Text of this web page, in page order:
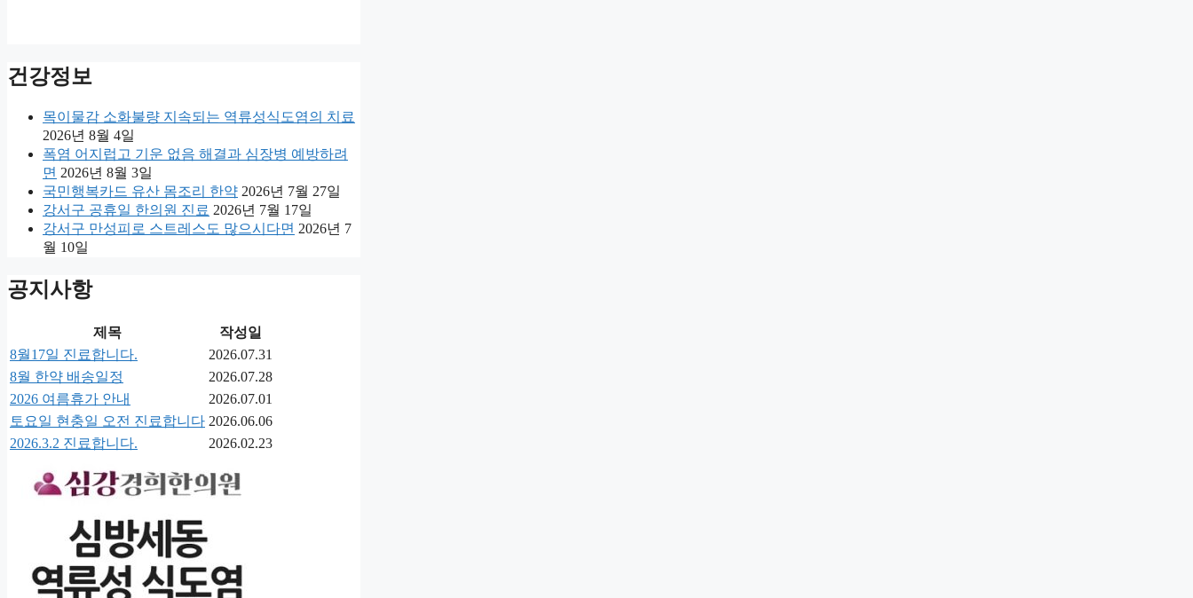
건강정보
목이물감 소화불량 지속되는 역류성식도염의 치료
2026년 8월 4일
폭염 어지럽고 기운 없음 해결과 심장병 예방하려
면 2026년 8월 3일
국민행복카드 유산 몸조리 한약 2026년 7월 27일
강서구 공휴일 한의원 진료 2026년 7월 17일
강서구 만성피로 스트레스도 많으시다면 2026년 7
월 10일
공지사항
제목
작성일
8월17일 진료합니다.
2026.07.31
8월 한약 배송일정
2026.07.28
2026 여름휴가 안내
2026.07.01
토요일 현충일 오전 진료합니다 2026.06.06
2026.3.2 진료합니다.
2026.02.23